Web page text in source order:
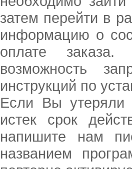
затем перейти в
информацию о
оплате заказа.
возможность
инструкций по
Если Вы утеряли
истек срок
напишите нам
названием